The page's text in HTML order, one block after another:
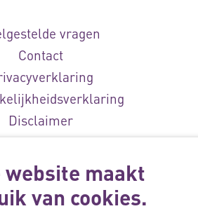
vragen
Contact
Disclaimer
instellingen
© Vilans, 2026
website maakt
van cookies.